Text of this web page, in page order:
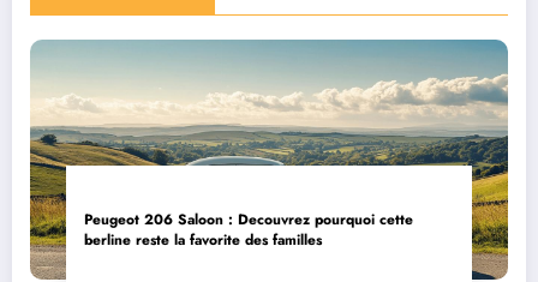
Peugeot 206 Saloon : Decouvrez pourquoi cette
berline reste la favorite des familles